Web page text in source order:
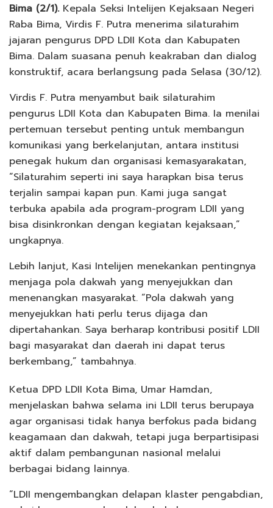
Bima (2/1).Kepala Seksi Intelijen Kejaksaan Negeri
Raba Bima, Virdis F. Putra menerima silaturahim
jajaran pengurus DPD LDII Kota dan Kabupaten
Bima. Dalam suasana penuh keakraban dan dialog
konstruktif, acara berlangsung pada Selasa (30/12).
Virdis F. Putra menyambut baik silaturahim
pengurus LDII Kota dan Kabupaten Bima. Ia menilai
pertemuan tersebut penting untuk membangun
komunikasi yang berkelanjutan, antara institusi
penegak hukum dan organisasi kemasyarakatan,
“Silaturahim seperti ini saya harapkan bisa terus
terjalin sampai kapan pun. Kami juga sangat
terbuka apabila ada program-program LDII yang
bisa disinkronkan dengan kegiatan kejaksaan,”
ungkapnya.
Lebih lanjut, Kasi Intelijen menekankan pentingnya
menjaga pola dakwah yang menyejukkan dan
menenangkan masyarakat. “Pola dakwah yang
menyejukkan hati perlu terus dijaga dan
dipertahankan. Saya berharap kontribusi positif LDII
bagi masyarakat dan daerah ini dapat terus
berkembang,” tambahnya.
Ketua DPD LDII Kota Bima, Umar Hamdan,
menjelaskan bahwa selama ini LDII terus berupaya
agar organisasi tidak hanya berfokus pada bidang
keagamaan dan dakwah, tetapi juga berpartisipasi
aktif dalam pembangunan nasional melalui
berbagai bidang lainnya.
“LDII mengembangkan delapan klaster pengabdian,